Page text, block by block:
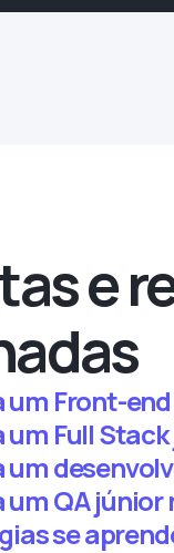
e
Front-
Full
QA júnior
se